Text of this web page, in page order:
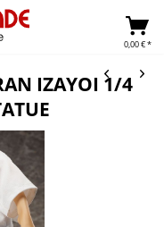
0,00 € *
IZAYOI 1/4